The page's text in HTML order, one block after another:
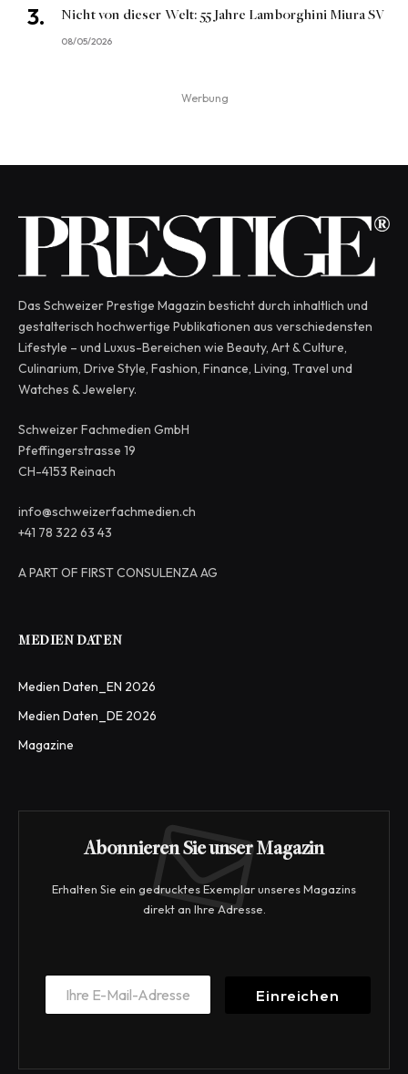
Nicht von dieser Welt: 55 Jahre Lamborghini Miura SV
08/05/2026
Werbung
Das Schweizer Prestige Magazin besticht durch inhaltlich und
gestalterisch hochwertige Publikationen aus verschiedensten
Lifestyle – und Luxus-Bereichen wie Beauty, Art & Culture,
Culinarium, Drive Style, Fashion, Finance, Living, Travel und
Watches & Jewelery.
Schweizer Fachmedien GmbH
Pfeffingerstrasse 19
CH-4153 Reinach
info@schweizerfachmedien.ch
+41 78 322 63 43
A PART OF FIRST CONSULENZA AG
MEDIEN DATEN
Medien Daten_EN 2026
Medien Daten_DE 2026
Magazine
Abonnieren Sie unser Magazin
Erhalten Sie ein gedrucktes Exemplar unseres Magazins
direkt an Ihre Adresse.
E
a
*
Einreichen